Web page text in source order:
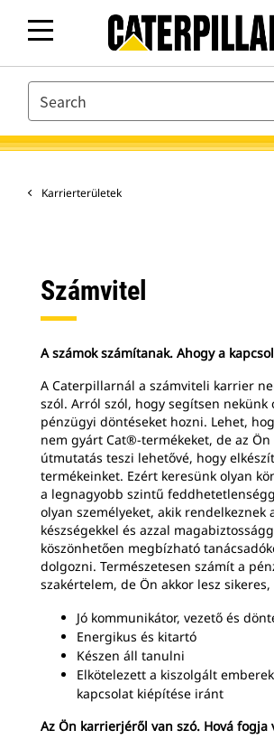
SEARCH
Karrierterületek
Számvitel
A számok számítanak. Ahogy a
A Caterpillarnál a számviteli karrier
szól. Arról szól, hogy segítsen nekünk
pénzügyi döntéseket hozni. Lehet,
nem gyárt Cat®-termékeket, de az
útmutatás teszi lehetővé, hogy
termékeinket. Ezért keresünk olyan
a legnagyobb szintű
olyan személyeket, akik rendelkeznek
készségekkel és azzal
köszönhetően megbízható
dolgozni. Természetesen számít a
szakértelem, de Ön akkor lesz
Jó kommunikátor, vezető és
Energikus és kitartó
Készen áll tanulni
Elkötelezett a kiszolgált
kapcsolat kiépítése iránt
Az Ön karrierjéről van szó. Hová fogja